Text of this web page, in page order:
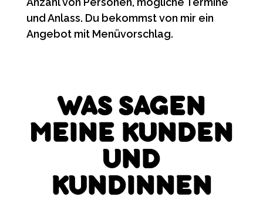
und Anlass. Du bekommst von mir ein
Angebot mit Menüvorschlag.
WAS SAGEN
MEINE KUNDEN
UND
KUNDINNEN